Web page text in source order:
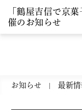
「鶴屋吉信で京
催のお知らせ
お知らせ 最新情